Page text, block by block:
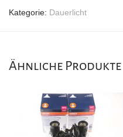
Kategorie: Dauerlicht
Ähnliche Produkte